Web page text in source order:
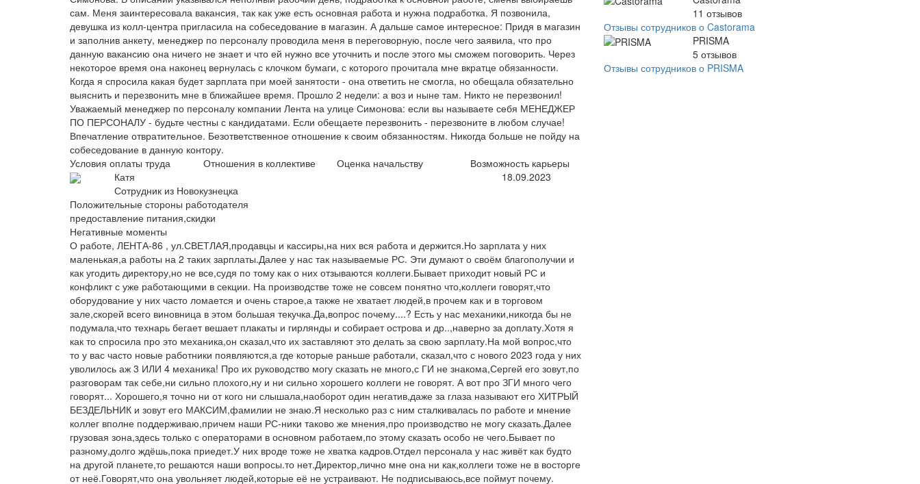
сам. Меня заинтересовала вакансия, так как уже есть основная работа и нужна подработка. Я позвонила,
девушка из колл-центра пригласила на собеседование в магазин. А дальше самое интересное: Придя в магазин
и заполнив анкету, менеджер по персоналу проводила меня в переговорную, после чего заявила, что про
данную вакансию она ничего не знает и что ей нужно все уточнить и после этого мы сможем поговорить. Через
некоторое время она наконец вернулась с клочком бумаги, с которого прочитала мне вкратце обязанности.
Когда я спросила какая будет зарплата при моей занятости - она ответить не смогла, но обещала обязательно
выяснить и перезвонить мне в ближайшее время. Прошло 2 недели: а воз и ныне там. Никто не перезвонил!
Уважаемый менеджер по персоналу компании Лента на улице Симонова: если вы называете себя МЕНЕДЖЕР
ПО ПЕРСОНАЛУ - будьте честны с кандидатами. Если обещаете перезвонить - перезвоните в любом случае!
Впечатление отвратительное. Безответственное отношение к своим обязанностям. Никогда больше не пойду на
собеседование в данную контору.
Условия оплаты труда
Отношения в коллективе Оценка начальству
Возможность карьеры
Катя
Сотрудник из Новокузнецка
18.09.2023
Положительные стороны работодателя
предоставление питания,скидки
Негативные моменты
О работе, ЛЕНТА-86 , ул.СВЕТЛАЯ,продавцы и кассиры,на них вся работа и держится.Но зарплата у них
маленькая,а работы на 2 таких зарплаты.Далее у нас так называемые РС. Эти думают о своём благополучии и
как угодить директору,но не все,судя по тому как о них отзываются коллеги.Бывает приходит новый РС и
конфликт с уже работающими в секции. На производстве тоже не совсем понятно что,коллеги говорят,что
оборудование у них часто ломается и очень старое,а также не хватает людей,в прочем как и в торговом
зале,скорей всего виновница в этом большая текучка.Да,вопрос почему....? Есть у нас механики,никогда бы не
подумала,что технарь бегает вешает плакаты и гирлянды и собирает острова и др..,наверно за доплату.Хотя я
как то спросила про это механика,он сказал,что их заставляют это делать за свою зарплату.На мой вопрос,что
то у вас часто новые работники появляются,а где которые раньше работали, сказал,что с нового 2023 года у них
уволилось аж 3 ИЛИ 4 механика! Про их руководство могу сказать не много,с ГИ не знакома,Сергей его зовут,по
разговорам так себе,ни сильно плохого,ну и ни сильно хорошего коллеги не говорят. А вот про ЗГИ много чего
говорят... Хорошего,я точно ни от кого ни слышала,наоборот один негатив,даже за глаза называют его ХИТРЫЙ
БЕЗДЕЛЬНИК и зовут его МАКСИМ,фамилии не знаю.Я несколько раз с ним сталкивалась по работе и мнение
коллег вполне поддерживаю,причем наши РС-ники таково же мнения,про производство не могу сказать.Далее
грузовая зона,здесь только с операторами в основном работаем,по этому сказать особо не чего.Бывает по
разному,долго ждёшь,пока приедет.У них вроде тоже не хватка кадров.Отдел персонала у нас живёт как будто
на другой планете,то решаются наши вопросы.то нет.Директор,лично мне она ни как,коллеги тоже не в восторге
от неё.Говорят,что она увольняет людей,которые её не устраивают. Не подписываюсь,все поймут почему.
11 отзывов
Отзывы сотрудников о Castorama
PRISMA
5 отзывов
Отзывы сотрудников о PRISMA